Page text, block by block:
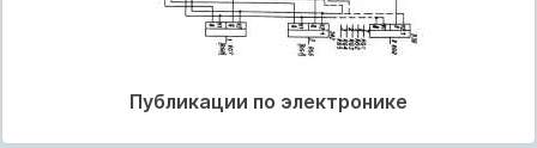
Публикации по электронике